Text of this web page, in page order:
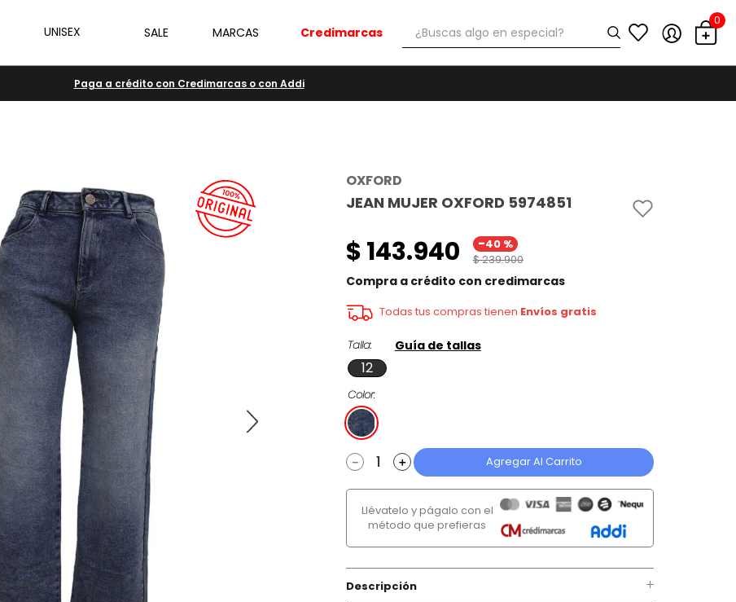
UNISEX SALE MARCAS Credimarcas ¿Buscas algo en especial? 0
Paga a crédito con Credimarcas o con Addi
OXFORD
JEAN MUJER OXFORD 5974851
$143.940 -40 %
$239.900
Compra a crédito con credimarcas
Todas tus compras tienen Envíos gratis
Talla
12
Color
Guía de tallas
＋
－ Agregar Al Carrito
Llévatelo y págalo con el
método que prefieras
Descripción